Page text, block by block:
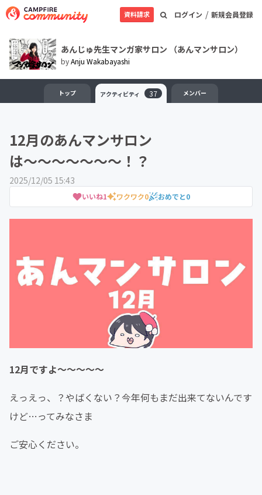
ログイン / 新規会員登録
資料請求
あんじゅ先生マンガ家サロン （あんマンサロン）
byAnju Wakabayashi
トップ アクティビティ 37 メンバー
12月のあんマンサロン
は〜〜〜〜〜〜〜！？
2025/12/05 15:43
いいね1 ワクワク0 おめでと0
12月ですよ〜〜〜〜〜
えっえっ、？やばくない？今年何もまだ出来てないんです
けど…ってみなさま
ご安心ください。